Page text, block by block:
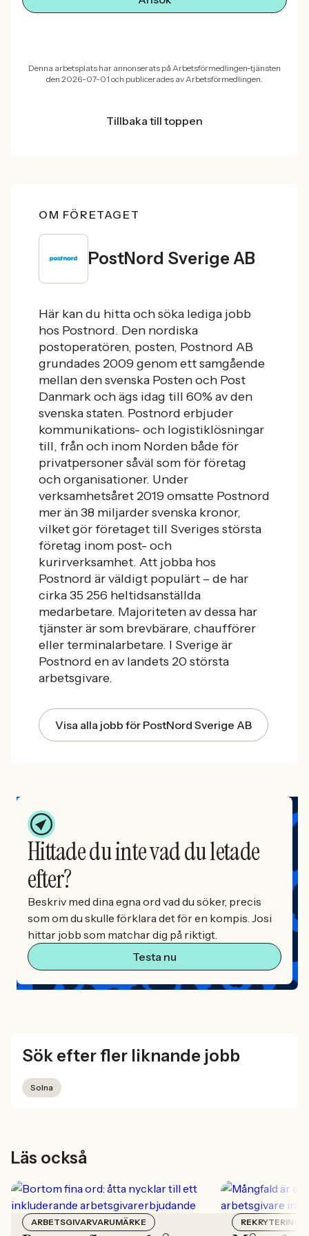
Denna arbetsplats har annonserats på Arbetsförmedlingen-tjänsten
den 2026-07-01 och publicerades av Arbetsförmedlingen.
Tillbaka till toppen
OM FÖRETAGET
PostNord Sverige AB
Här kan du hitta och söka lediga jobb
hos Postnord. Den nordiska
postoperatören, posten, Postnord AB
grundades 2009 genom ett samgående
mellan den svenska Posten och Post
Danmark och ägs idag till 60% av den
svenska staten. Postnord erbjuder
kommunikations- och logistiklösningar
till, från och inom Norden både för
privatpersoner såväl som för företag
och organisationer. Under
verksamhetsåret 2019 omsatte Postnord
mer än 38 miljarder svenska kronor,
vilket gör företaget till Sveriges största
företag inom post- och
kurirverksamhet. Att jobba hos
Postnord är väldigt populärt – de har
cirka 35 256 heltidsanställda
medarbetare. Majoriteten av dessa har
tjänster är som brevbärare, chaufförer
eller terminalarbetare. I Sverige är
Postnord en av landets 20 största
arbetsgivare.
Visa alla jobb för PostNord Sverige AB
Hittade du inte vad du letade
efter?
Beskriv med dina egna ord vad du söker, precis
som om du skulle förklara det för en kompis. Josi
hittar jobb som matchar dig på riktigt.
Testa nu
Sök efter fler liknande jobb
Solna
Läs också
ARBETSGIVARVARUMÄRKE REKRYTERING